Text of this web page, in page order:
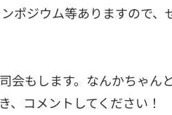
ポジウム等ありますので、
会もします。なんかちゃん
コメントしてください！